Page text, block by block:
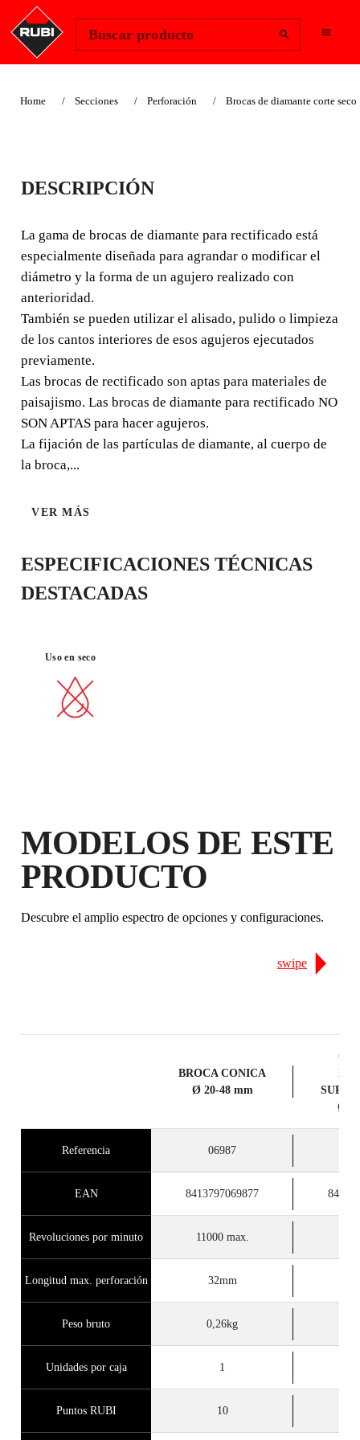
Buscar producto
Home Secciones Perforación Brocas de diamante corte seco
BROCAS DIAMANTE
PARA RECTIFICADO
La gama de brocas de diamante para rectificado está
especialmente diseñada para agrandar o modificar el
diámetro y la forma de un agujero realizado con
anterioridad. También se pueden utilizar el alisado,
pulido o limpieza de los cantos interiores de esos
agujeros ejecutados previamente.
MATERIAL :
PORCELÁNI
CO
DURABILID
AD
ACABADO
NG
DESCRIPCIÓN
La gama de brocas de diamante para rectificado está
especialmente diseñada para agrandar o modificar el
diámetro y la forma de un agujero realizado con
anterioridad.
También se pueden utilizar el alisado, pulido o limpieza
de los cantos interiores de esos agujeros ejecutados
previamente.
Las brocas de rectificado son aptas para materiales de
paisajismo. Las brocas de diamante para rectificado NO
SON APTAS para hacer agujeros.
La fijación de las partículas de diamante, al cuerpo de
la broca,...
VER MÁS
ESPECIFICACIONES TÉCNICAS
DESTACADAS
Uso en seco
MODELOS DE ESTE
PRODUCTO
Descubre el amplio espectro de opciones y configuraciones.
swipe
BROCA CONICA
Ø 20-48 mm
Ø2-
Referencia 06987
EAN 8413797069877
Revoluciones por minuto 11000 max.
Longitud max. perforación 32mm
Peso bruto 0,26kg
Unidades por caja 1
Puntos RUBI 10